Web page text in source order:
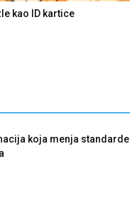
kao ID kartice
koja menja standarde